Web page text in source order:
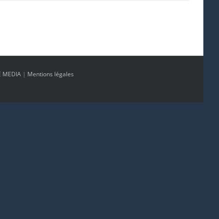
MEDIA | Mentions légales